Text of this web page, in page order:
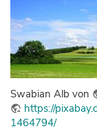
Swabian Alb von
https://
1464794/